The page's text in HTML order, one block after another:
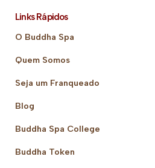
Links Rápidos
O Buddha Spa
Quem Somos
Seja um Franqueado
Blog
Buddha Spa College
Buddha Token